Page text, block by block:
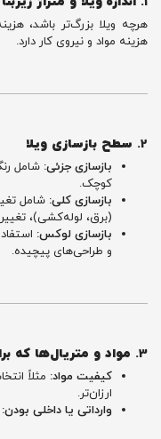
هرچه ویلا بزرگ‌تر باشد،
هزینه مواد و نیروی کار دارد.
2. سطح بازسازی ویلا
بازسازی جزئی: شامل
کوچک.
بازسازی کلی: شامل
(برق، لوله‌کشی)،
بازسازی لوکس:
و طراحی‌های پیچیده.
3. مواد و متریال‌ها که
کیفیت مواد: مثلاً
ارزان‌تر.
وارداتی یا داخلی بودن: